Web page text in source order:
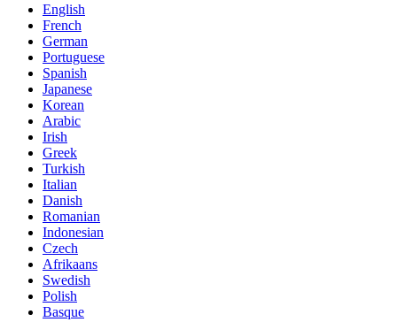
English
French
German
Portuguese
Spanish
Japanese
Korean
Arabic
Irish
Greek
Turkish
Italian
Danish
Romanian
Indonesian
Czech
Afrikaans
Swedish
Polish
Basque